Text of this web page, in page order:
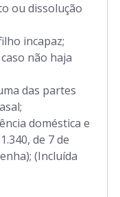
ou dissolução
incapaz;
não haja
das partes
doméstica e
de 7 de
(Incluída